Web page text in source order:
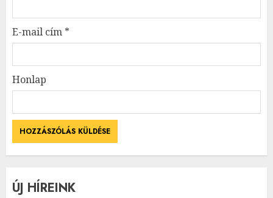
E-mail cím *
Honlap
ÚJ HÍREINK